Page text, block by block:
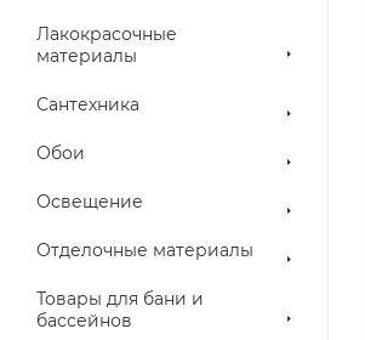
Лакокрасочные
материалы
Сантехника
Обои
Освещение
Отделочные материалы
Товары для бани и
бассейнов